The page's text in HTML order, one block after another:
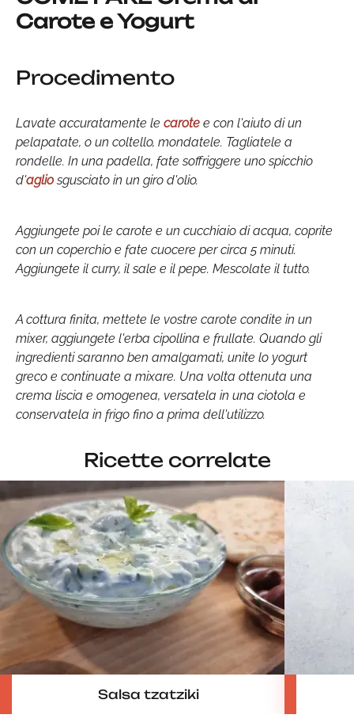
Carote e Yogurt
Procedimento
Lavate accuratamente le carote e con l'aiuto di un
pelapatate, o un coltello, mondatele. Tagliatele a
rondelle. In una padella, fate soffriggere uno spicchio
d'agliosgusciato in un giro d'olio.
Aggiungete poi le carote e un cucchiaio di acqua, coprite
con un coperchio e fate cuocere per circa 5 minuti.
Aggiungete il curry, il sale e il pepe. Mescolate il tutto.
A cottura finita, mettete le vostre carote condite in un
mixer, aggiungete l'erba cipollina e frullate. Quando gli
ingredienti saranno ben amalgamati, unite lo yogurt
greco e continuate a mixare. Una volta ottenuta una
crema liscia e omogenea, versatela in una ciotola e
conservatela in frigo fino a prima dell'utilizzo.
Ricette correlate
Salsa tzatziki